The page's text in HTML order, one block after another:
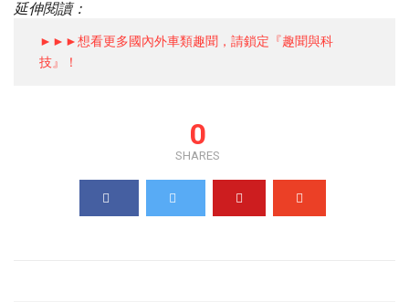
延伸閱讀：
►►►想看更多國內外車類趣聞，請鎖定『趣聞與科
技』！
0
SHARES